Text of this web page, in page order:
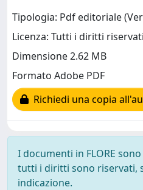
Tipologia: Pdf editoriale
Licenza: Tutti i diritti riservati
Dimensione 2.62 MB
Formato Adobe PDF
Richiedi una copia
I documenti in FLORE
tutti i diritti sono riservati,
indicazione.